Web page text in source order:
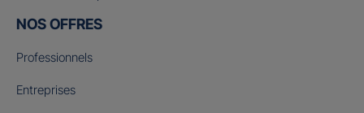
NOS OFFRES
Professionnels
Entreprises